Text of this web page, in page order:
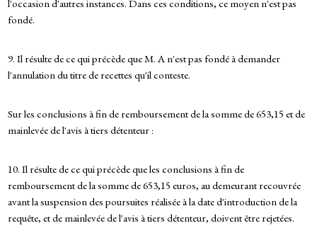
l'occasion d'autres instances. Dans ces conditions, ce moyen n'est pas
fondé.
9. Il résulte de ce qui précède que M. A n'est pas fondé à demander
l'annulation du titre de recettes qu'il conteste.
Sur les conclusions à fin de remboursement de la somme de 653,15 et de
mainlevée de l'avis à tiers détenteur :
10. Il résulte de ce qui précède que les conclusions à fin de
remboursement de la somme de 653,15 euros, au demeurant recouvrée
avant la suspension des poursuites réalisée à la date d'introduction de la
requête, et de mainlevée de l'avis à tiers détenteur, doivent être rejetées.